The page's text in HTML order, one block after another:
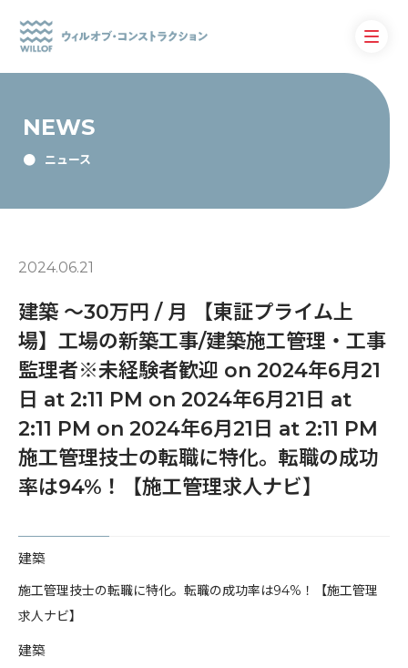
NEWS
ニュース
2024.06.21
建築 〜30万円 / 月 【東証プライム上
場】工場の新築工事/建築施工管理・工事
監理者※未経験者歓迎 on 2024年6月21
日 at 2:11 PM on 2024年6月21日 at
2:11 PM on 2024年6月21日 at 2:11 PM
施工管理技士の転職に特化。転職の成功
率は94%！【施工管理求人ナビ】
建築
​施工管理技士の転職に特化。転職の成功率は94%！【施工管理
求人ナビ】
建築